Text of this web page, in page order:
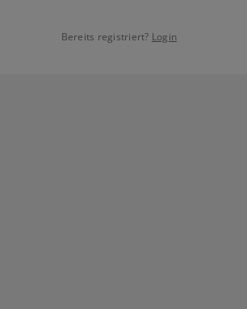
Bereits registriert? Login